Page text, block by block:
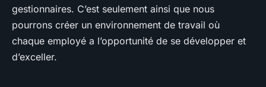
gestionnaires. C’est seulement ainsi que nous
pourrons créer un environnement de travail où
chaque employé a l’opportunité de se développer et
d’exceller.